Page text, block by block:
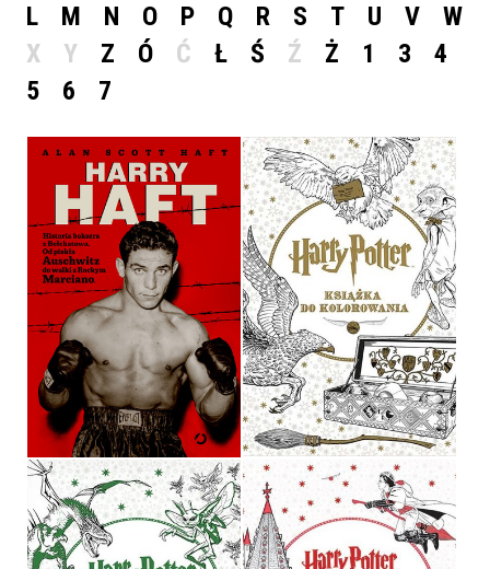
L
M N O P Q R S T U V
W
X
Y Z Ó Ć Ł Ś Ź Ż 1 3
4
5
6 7
HARRY HAFT
ALAN SCOTT HAFT
OPRAWA TWARDA
39,90 ZŁ
HARRY POTTER
OPRACOWANIE ZBIOROWE
OPRAWA MIĘKKA
29,90 ZŁ